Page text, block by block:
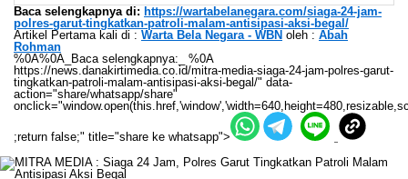
Baca selengkapnya di: https://wartabelanegara.com/siaga-24-jam-
polres-garut-tingkatkan-patroli-malam-antisipasi-aksi-begal/
Artikel Pertama kali di : Warta Bela Negara - WBN oleh : Abah
Rohman
%0A%0A_Baca selengkapnya:_ %0A
https://news.danakirtimedia.co.id/mitra-media-siaga-24-jam-polres-garut-
tingkatkan-patroli-malam-antisipasi-aksi-begal/" data-
action="share/whatsapp/share"
;return false;" title="share ke whatsapp">